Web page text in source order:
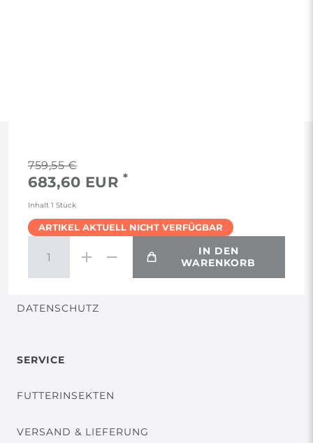
759,55 €
683,60 EUR *
Inhalt 1 Stück
ARTIKEL AKTUELL NICHT VERFÜGBAR
IN DEN
WARENKORB
RECHTLICHES
AGB
WIDERRUF
DATENSCHUTZ
SERVICE
FUTTERINSEKTEN
VERSAND & LIEFERUNG